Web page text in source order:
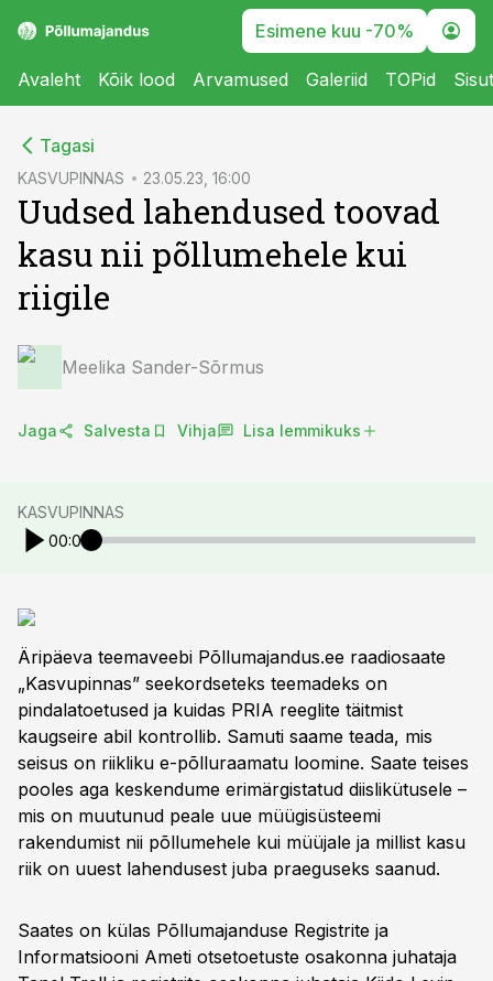
Esimene kuu -70%
Avaleht Kõik lood Arvamused Galeriid TOPid
Tagasi
KASVUPINNAS 23.05.23, 16:00
Uudsed lahendused toovad
kasu nii põllumehele kui
riigile
Meelika Sander-Sõrmus
Jaga Salvesta Vihja Lisa lemmikuks
KASVUPINNAS
00:00
Äripäeva teemaveebi Põllumajandus.ee raadiosaate
„Kasvupinnas” seekordseteks teemadeks on
pindalatoetused ja kuidas PRIA reeglite täitmist
kaugseire abil kontrollib. Samuti saame teada, mis
seisus on riikliku e-põlluraamatu loomine. Saate teises
pooles aga keskendume erimärgistatud diislikütusele –
mis on muutunud peale uue müügisüsteemi
rakendumist nii põllumehele kui müüjale ja millist kasu
riik on uuest lahendusest juba praeguseks saanud.
Saates on külas Põllumajanduse Registrite ja
Informatsiooni Ameti otsetoetuste osakonna juhataja